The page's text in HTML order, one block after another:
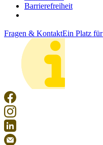
Barrierefreiheit
Fragen & KontaktEin Platz